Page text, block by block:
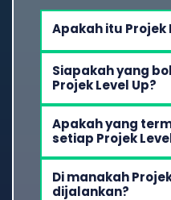
Apakah itu Projek
Siapakah yang
Projek Level Up?
Apakah yang
setiap Projek
Di manakah
dijalankan?